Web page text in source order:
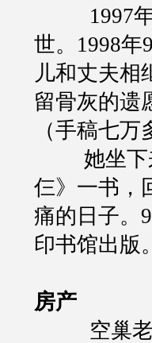
1997
世。 1998年
儿和丈夫相
留骨灰的遗
（手稿七万
她坐
仨》一书，
痛的日子。
印书馆出版。
房产
空巢